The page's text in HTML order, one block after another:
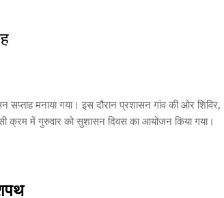
मनाया गया। इस दौरान प्रशासन गांव की ओर शिविर,
क्रम में गुरुवार को सुशासन दिवस का आयोजन किया गया।